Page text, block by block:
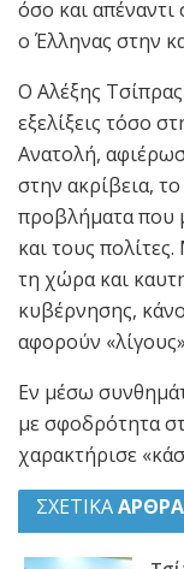
όσο και
ο Έλληνας στην
Ο Αλέξης
εξελίξεις τόσο
Ανατολή,
στην ακρίβεια,
προβλήματα που
και τους
τη χώρα και
κυβέρνησης,
αφορούν
Εν μέσω
με σφοδρότητα
χαρακτήρισε
ΣΧΕΤΙΚΑΑΡΘΡΑ